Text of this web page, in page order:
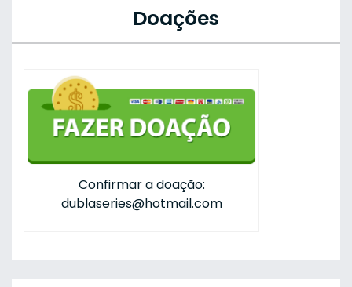
Doações
Confirmar a doação:
dublaseries@hotmail.com